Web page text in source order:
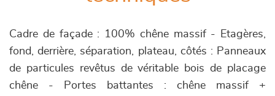
Cadre de façade : 100% chêne massif - Etagères,
fond, derrière, séparation, plateau, côtés : Panneaux
de particules revêtus de véritable bois de placage
chêne - Portes battantes : chêne massif +